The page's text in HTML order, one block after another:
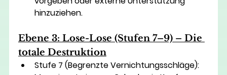
hinzuziehen.
Ebene 3: Lose-Lose (Stufen 7–9) – Die
totale Destruktion
Stufe 7 (Begrenzte Vernichtungsschläge):